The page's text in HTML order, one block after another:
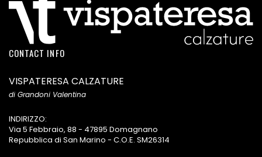
CONTACT INFO
VISPATERESA CALZATURE
di Grandoni Valentina
INDIRIZZO:
Via 5 Febbraio, 88 - 47895 Domagnano
Repubblica di San Marino - C.O.E. SM26314